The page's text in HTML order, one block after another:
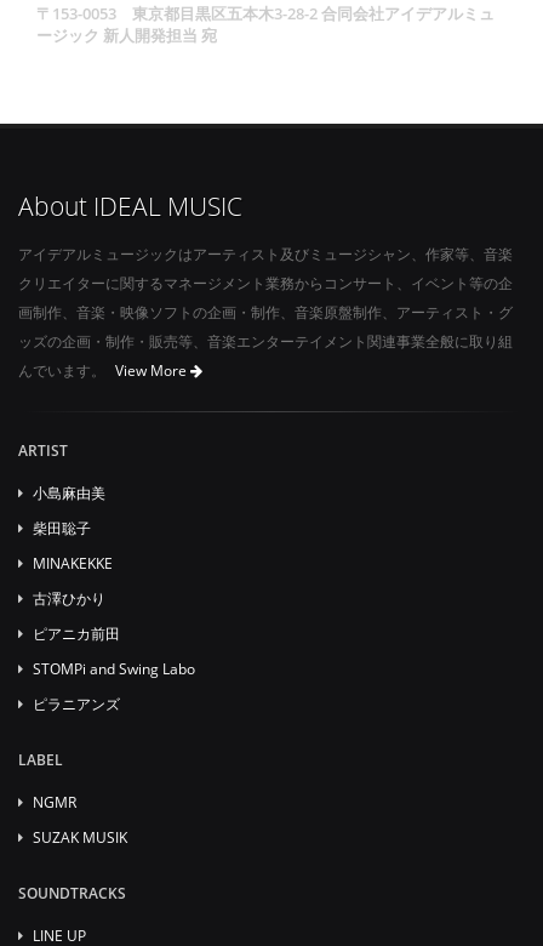
〒153-0053 東京都目黒区五本木3-28-2 合同会社アイデアルミュ
ージック 新人開発担当 宛
About IDEAL MUSIC
アイデアルミュージックはアーティスト及びミュージシャン、作家等、音楽
クリエイターに関するマネージメント業務からコンサート、イベント等の企
画制作、音楽・映像ソフトの企画・制作、音楽原盤制作、アーティスト・グ
ッズの企画・制作・販売等、音楽エンターテイメント関連事業全般に取り組
んでいます。
View More
ARTIST
小島麻由美
柴田聡子
MINAKEKKE
古澤ひかり
ピアニカ前田
STOMPi and Swing Labo
ピラニアンズ
LABEL
NGMR
SUZAK MUSIK
SOUNDTRACKS
LINE UP